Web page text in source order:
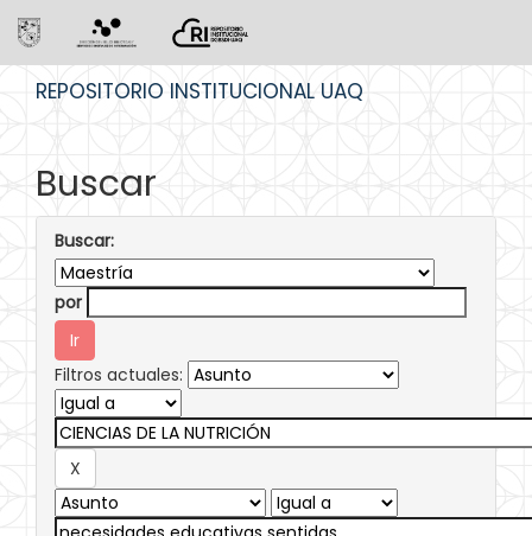
REPOSITORIO INSTITUCIONAL UAQ
Buscar
Buscar:
por
Filtros actuales: